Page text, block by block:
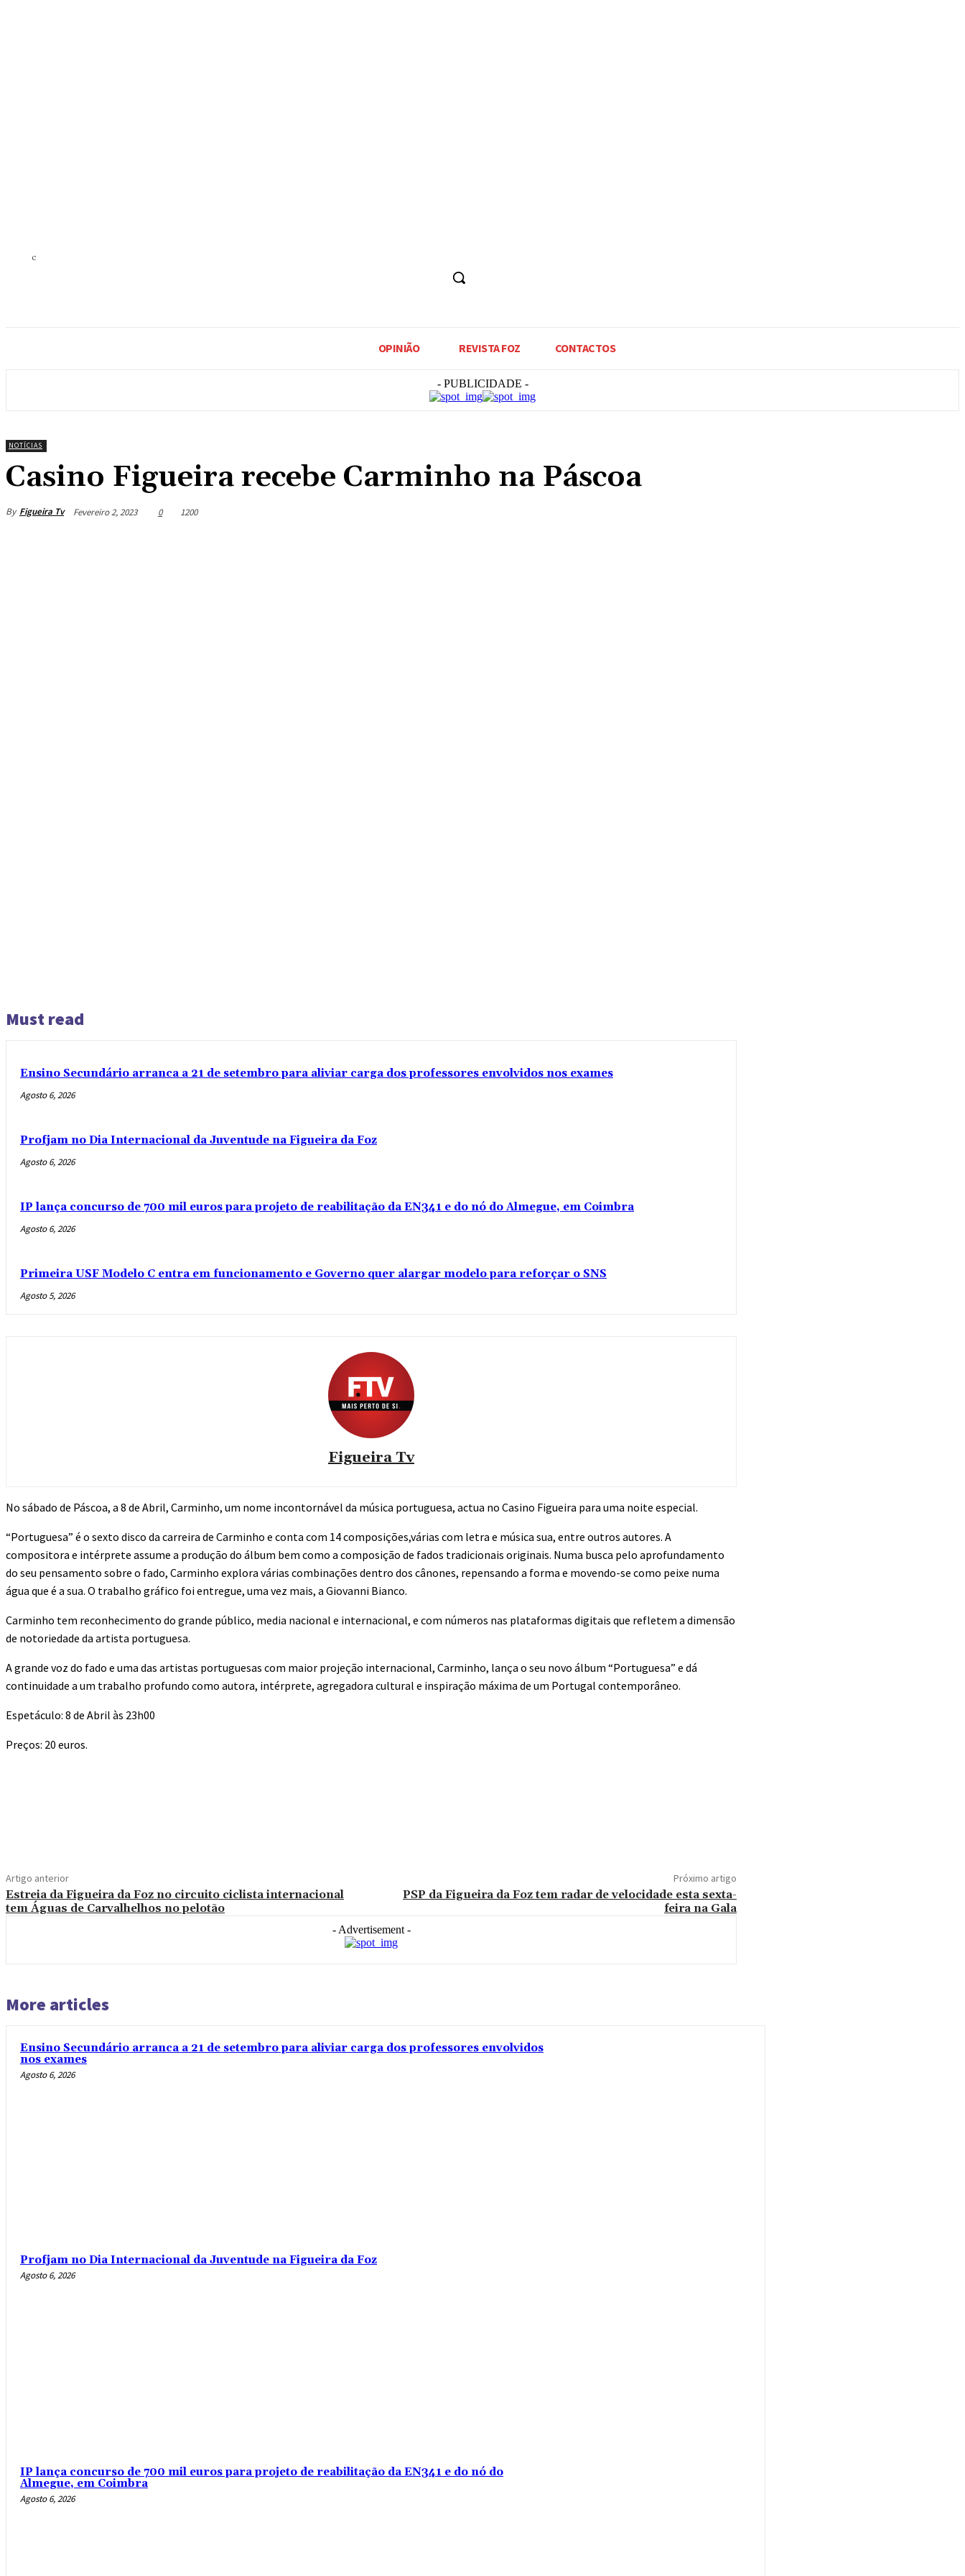
C
OPINIÃO REVISTA FOZ CONTACTOS
- PUBLICIDADE -
NOTÍCIAS
Casino Figueira recebe Carminho na Páscoa
By Figueira Tv Fevereiro 2, 2023 0 1200
Must read
Ensino Secundário arranca a 21 de setembro para aliviar carga dos professores envolvidos nos exames
Agosto 6, 2026
Profjam no Dia Internacional da Juventude na Figueira da Foz
Agosto 6, 2026
IP lança concurso de 700 mil euros para projeto de reabilitação da EN341 e do nó do Almegue, em Coimbra
Agosto 6, 2026
Primeira USF Modelo C entra em funcionamento e Governo quer alargar modelo para reforçar o SNS
Agosto 5, 2026
Figueira Tv
No sábado de Páscoa, a 8 de Abril, Carminho, um nome incontornável da música portuguesa, actua no Casino Figueira para uma noite especial.
“Portuguesa” é o sexto disco da carreira de Carminho e conta com 14 composições,várias com letra e música sua, entre outros autores. A
compositora e intérprete assume a produção do álbum bem como a composição de fados tradicionais originais. Numa busca pelo aprofundamento
do seu pensamento sobre o fado, Carminho explora várias combinações dentro dos cânones, repensando a forma e movendo-se como peixe numa
água que é a sua. O trabalho gráfico foi entregue, uma vez mais, a Giovanni Bianco.
Carminho tem reconhecimento do grande público, media nacional e internacional, e com números nas plataformas digitais que refletem a dimensão
de notoriedade da artista portuguesa.
A grande voz do fado e uma das artistas portuguesas com maior projeção internacional, Carminho, lança o seu novo álbum “Portuguesa” e dá
continuidade a um trabalho profundo como autora, intérprete, agregadora cultural e inspiração máxima de um Portugal contemporâneo.
Espetáculo: 8 de Abril às 23h00
Preços: 20 euros.
Artigo anterior
Estreia da Figueira da Foz no circuito ciclista internacional
tem Águas de Carvalhelhos no pelotão
Próximo artigo
PSP da Figueira da Foz tem radar de velocidade esta sexta-
feira na Gala
- Advertisement -
More articles
Ensino Secundário arranca a 21 de setembro para aliviar carga dos professores envolvidos
nos exames
Agosto 6, 2026
Profjam no Dia Internacional da Juventude na Figueira da Foz
Agosto 6, 2026
IP lança concurso de 700 mil euros para projeto de reabilitação da EN341 e do nó do
Almegue, em Coimbra
Agosto 6, 2026